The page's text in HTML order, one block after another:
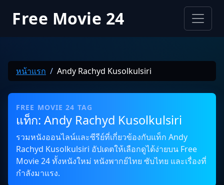
Free Movie 24
หน้าแรก Andy Rachyd Kusolkulsiri
FREE MOVIE 24 TAG
แท็ก: Andy Rachyd Kusolkulsiri
รวมหนังออนไลน์และซีรีย์ที่เกี่ยวข้องกับแท็ก Andy
Rachyd Kusolkulsiri อัปเดตให้เลือกดูได้ง่ายบน Free
Movie 24 ทั้งหนังใหม่ หนังพากย์ไทย ซับไทย และเรื่องที่
กำลังมาแรง.